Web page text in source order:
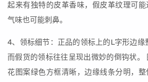
起来有独特的皮革香味，假皮革纹理可能
气味也可能刺鼻。
4、领标细节：正品的领标上的L字形边缘
而假货的领标往往呈现出微妙的倒钩状。
花图案绿色方框清晰，边缘线条分明，